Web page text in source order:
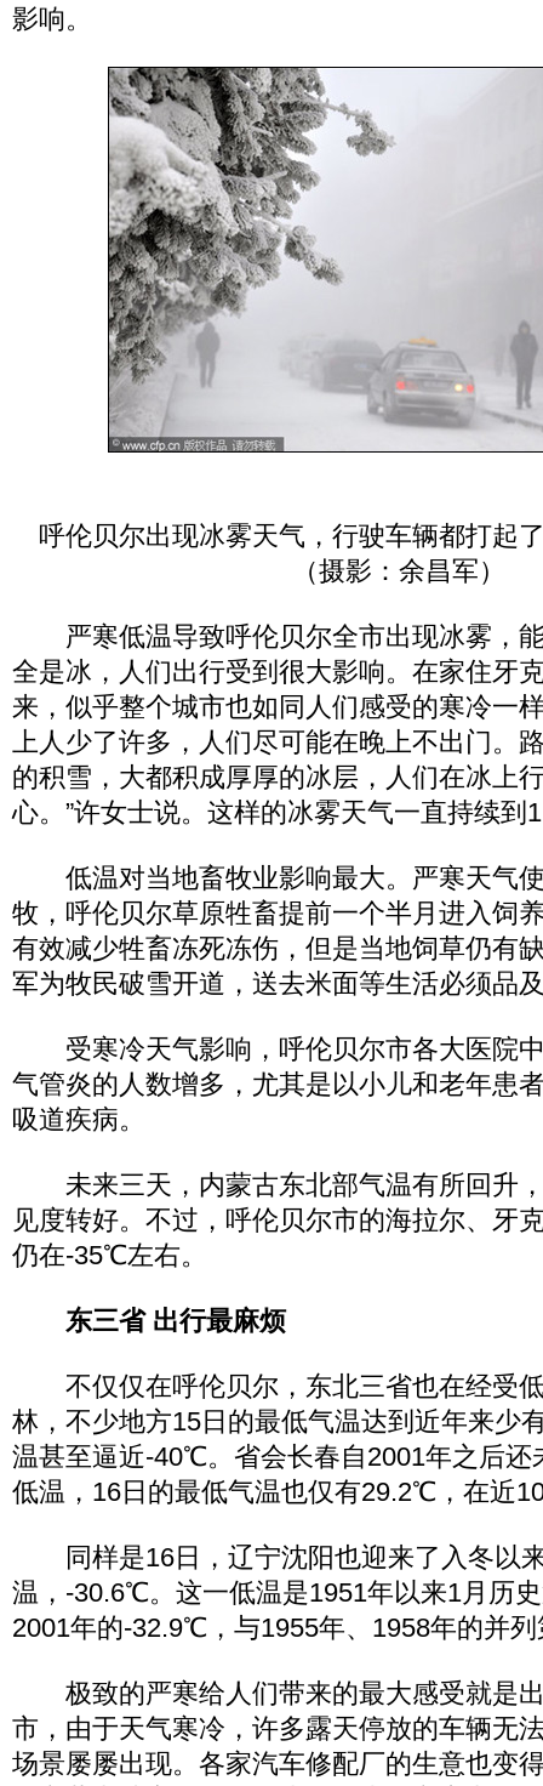
影响。
呼伦贝尔出现冰雾天气，行驶车辆都打起
（摄影：余昌军）
严寒低温导致呼伦贝尔全市出现冰雾，
全是冰，人们出行受到很大影响。在家住牙
来，似乎整个城市也如同人们感受的寒冷一
上人少了许多，人们尽可能在晚上不出门。
的积雪，大都积成厚厚的冰层，人们在冰上
心。”许女士说。这样的冰雾天气一直持续到
低温对当地畜牧业影响最大。严寒天气
牧，呼伦贝尔草原牲畜提前一个半月进入饲
有效减少牲畜冻死冻伤，但是当地饲草仍有
军为牧民破雪开道，送去米面等生活必须品
受寒冷天气影响，呼伦贝尔市各大医院
气管炎的人数增多，尤其是以小儿和老年患
吸道疾病。
未来三天，内蒙古东北部气温有所回升
见度转好。不过，呼伦贝尔市的海拉尔、牙
仍在-35℃左右。
东三省 出行最麻烦
不仅仅在呼伦贝尔，东北三省也在经受
林，不少地方15日的最低气温达到近年来少
温甚至逼近-40℃。省会长春自2001年之后
低温，16日的最低气温也仅有29.2℃，在近
同样是16日，辽宁沈阳也迎来了入冬以
温，-30.6℃。这一低温是1951年以来1月历
2001年的-32.9℃，与1955年、1958年的并
极致的严寒给人们带来的最大感受就是
市，由于天气寒冷，许多露天停放的车辆无
场景屡屡出现。各家汽车修配厂的生意也变